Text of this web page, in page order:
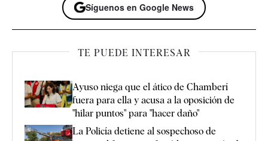
Síguenos en Google News
TE PUEDE INTERESAR
Ayuso niega que el ático de Chamberí
fuera para ella y acusa a la oposición de
"hilar puntos" para "hacer daño"
La Policía detiene al sospechoso de